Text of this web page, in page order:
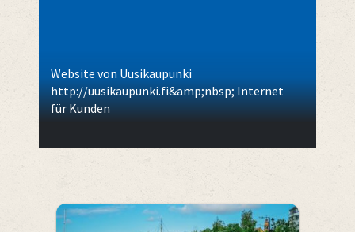
Website von Uusikaupunki
http://uusikaupunki.fi&amp;nbsp; Internet
für Kunden